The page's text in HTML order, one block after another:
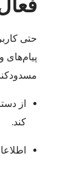
حتی
پیام‌های
از
کند.